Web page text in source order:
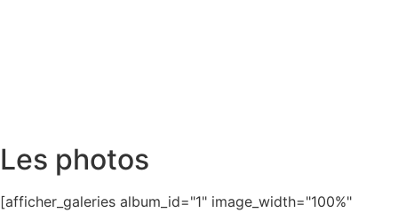
Les photos
[afficher_galeries album_id="1" image_width="100%"